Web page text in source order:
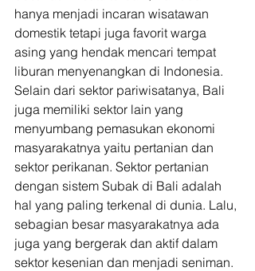
hanya menjadi incaran wisatawan
domestik tetapi juga favorit warga
asing yang hendak mencari tempat
liburan menyenangkan di Indonesia.
Selain dari sektor pariwisatanya, Bali
juga memiliki sektor lain yang
menyumbang pemasukan ekonomi
masyarakatnya yaitu pertanian dan
sektor perikanan. Sektor pertanian
dengan sistem Subak di Bali adalah
hal yang paling terkenal di dunia. Lalu,
sebagian besar masyarakatnya ada
juga yang bergerak dan aktif dalam
sektor kesenian dan menjadi seniman.